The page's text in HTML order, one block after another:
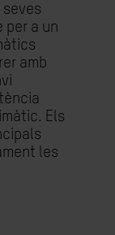
per a un
amb
Els
les